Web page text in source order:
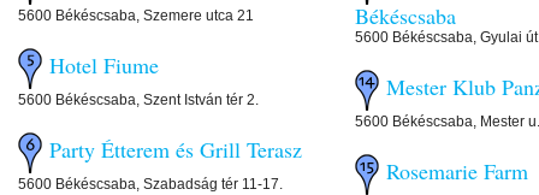
5600 Békéscsaba, Szemere utca 21
Hotel Fiume
5600 Békéscsaba, Szent István tér 2.
Party Étterem és Grill Terasz
5600 Békéscsaba, Szabadság tér 11-17.
Békéscsaba
5600 Békéscsaba, Gyulai
Mester Klub
5600 Békéscsaba, Mester
Rosemarie Farm